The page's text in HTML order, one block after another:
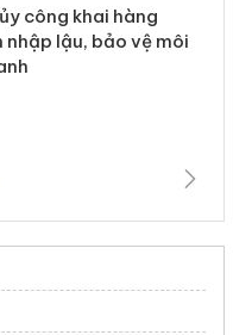
công khai hàng
nhập lậu, bảo vệ môi